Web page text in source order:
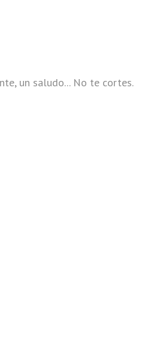
un saludo... No te cortes.